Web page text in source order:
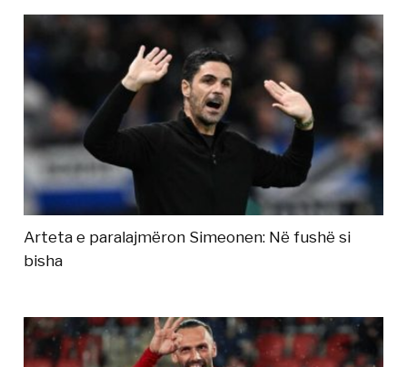
Arteta e paralajmëron Simeonen: Në fushë si
bisha